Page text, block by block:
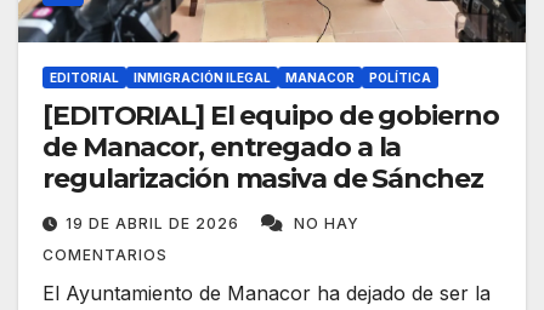
EDITORIAL INMIGRACIÓN ILEGAL MANACOR POLÍTICA
[EDITORIAL] El equipo de gobierno
de Manacor, entregado a la
regularización masiva de Sánchez
19 DE ABRIL DE 2026
NO HAY
COMENTARIOS
El Ayuntamiento de Manacor ha dejado de ser la